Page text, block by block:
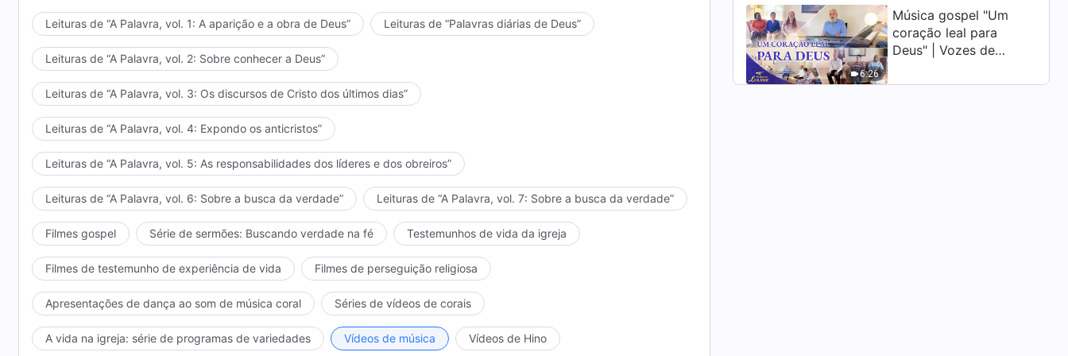
5:50
Música gospel "Deus espera
que o homem seja sincero
para com Suas palavras"
Leituras de “A Palavra, vol. 1: A aparição e a obra de Deus” Leituras de “Palavras diárias de Deus”
Leituras de “A Palavra, vol. 2: Sobre conhecer a Deus”
Leituras de “A Palavra, vol. 3: Os discursos de Cristo dos últimos dias”
Leituras de “A Palavra, vol. 4: Expondo os anticristos”
Leituras de “A Palavra, vol. 5: As responsabilidades dos líderes e dos obreiros”
Leituras de “A Palavra, vol. 6: Sobre a busca da verdade” Leituras de “A Palavra, vol. 7: Sobre a busca da verdade”
Filmes gospel Série de sermões: Buscando verdade na fé Testemunhos de vida da igreja
Filmes de testemunho de experiência de vida Filmes de perseguição religiosa
Apresentações de dança ao som de música coral Séries de vídeos de corais
A vida na igreja: série de programas de variedades Vídeos de música Vídeos de Hino
6:26
Música gospel "Um
coração leal para
Deus" | Vozes de